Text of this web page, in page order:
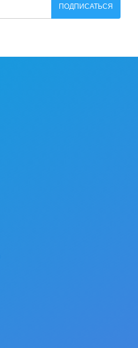
ПОДПИСАТЬСЯ